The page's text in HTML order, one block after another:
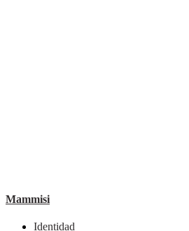
Mammisi
Identidad